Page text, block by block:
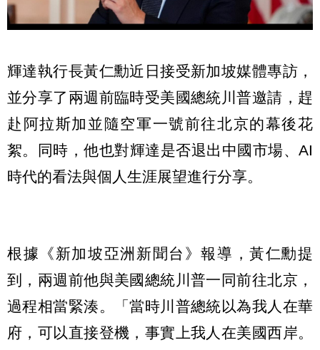
輝達執行長黃仁勳近日接受新加坡媒體專訪，
並分享了兩週前臨時受美國總統川普邀請，趕
赴阿拉斯加並隨空軍一號前往北京的幕後花
絮。同時，他也對輝達是否退出中國市場、AI
時代的看法與個人生涯展望進行分享。
根據《新加坡亞洲新聞台》報導，黃仁勳提
到，兩週前他與美國總統川普一同前往北京，
過程相當緊湊。「當時川普總統以為我人在華
府，可以直接登機，事實上我人在美國西岸。